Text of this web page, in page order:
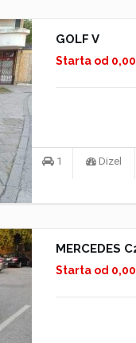
GOLF V
Starta od
1 Dizel
MERCEDES
Starta od